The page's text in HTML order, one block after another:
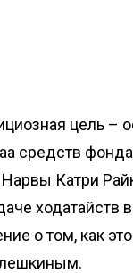
цель –
фонда
Катри
о том, как